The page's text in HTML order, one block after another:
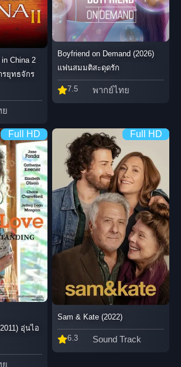
China 2
รยุทธจักร
ย
Boyfriend on Demand (2026)
แฟนสมมติสะดุดรัก
7.5 พากย์ไทย
Full HD
อุ่นไอ
ย
Full HD
Sam & Kate (2022)
6.3 Sound Track